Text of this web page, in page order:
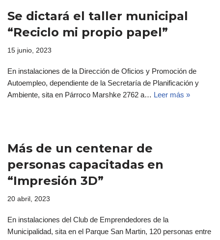
Se dictará el taller municipal
“Reciclo mi propio papel”
15 junio, 2023
En instalaciones de la Dirección de Oficios y Promoción de
Autoempleo, dependiente de la Secretaría de Planificación y
Ambiente, sita en Párroco Marshke 2762 a… Leer más »
Más de un centenar de
personas capacitadas en
“Impresión 3D”
20 abril, 2023
En instalaciones del Club de Emprendedores de la
Municipalidad, sita en el Parque San Martin, 120 personas entre